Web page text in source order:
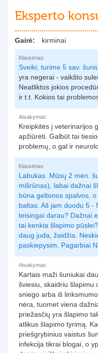
Eksperto
Gairė: kirminai
Klausimas:
Sveiki, turime 5 sav.
yra negerai - vaikšto
Neatliktos jokios
ir t.t. Kokios tai
Atsakymas:
Kreipkitės į veterinarijos
apžiūrėti. Galbūt tai
problemų, o gal ir
Klausimas:
Labukas. Mūsų 2 mėn.
mišrūnas), labai dažnai
būna geltonos spalvos,
baltas. Aš jam duodu 5 -
teisingai darau? Dažnai
tai kenkia šlapimo
daug juda, žaidžia.
paskiepysim. Pagarbiai
Atsakymas:
Kartais maži šuniukai
šviesiu, skaidriu šlapimu
sniego arba iš
nėra, tuomet viena
priežasčių yra šlapimo
atlikus šlapimo tyrimą.
priešgrybinius vaistus
infekcija tikrai blogai, o